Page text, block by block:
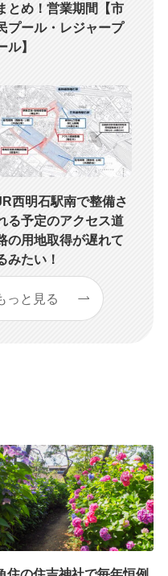
とめ！営業期間【市
プール・レジャープ
ル】
西明石駅南で整備さ
る予定のアクセス道
の用地取得が遅れて
みたい！
っと見る